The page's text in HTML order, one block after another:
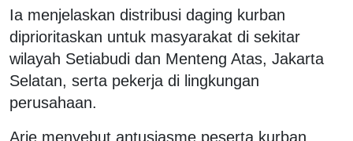
Ia menjelaskan distribusi daging kurban
diprioritaskan untuk masyarakat di sekitar
wilayah Setiabudi dan Menteng Atas, Jakarta
Selatan, serta pekerja di lingkungan
perusahaan.
Arie menyebut antusiasme peserta kurban